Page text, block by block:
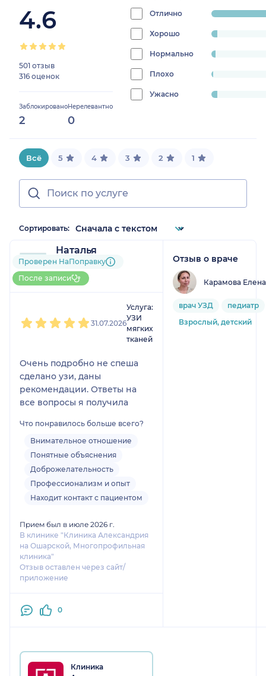
4.6
501 отзыв
316 оценок
Заблокировано
2
Нерелевантно
0
Отлично
progress:
Хорошо
3.1862745098039214%
Нормально
2.2058823529411766%
Плохо
progress:
1.1029411764705883%
Ужасно
3.1862745098039214%
Всё 5 4 3 2 1
Сортировать:
Наталья
1 отзыв
До 5 записей через
НаПоправку
Проверен НаПоправку
После записи
31.07.2026
Услуга:
УЗИ
мягких
тканей
Очень подробно не спеша
сделано узи, даны
рекомендации. Ответы на
все вопросы я получила
Что понравилось больше всего?
Внимательное отношение
Понятные объяснения
Доброжелательность
Профессионализм и опыт
Находит контакт с пациентом
Прием был в июле 2026 г.
В клинике "Клиника Александрия
на Ошарской, Многопрофильная
клиника"
Отзыв оставлен через сайт/
приложение
0
Отзыв о враче
Карамова
врач УЗД
педиатр
Взрослый, детский
Клиника